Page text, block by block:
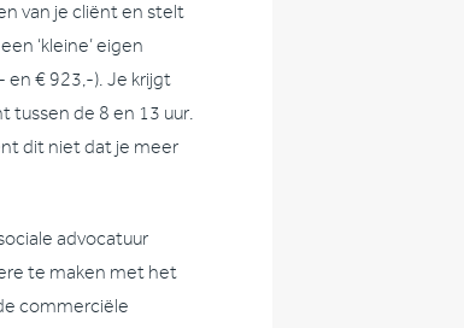
van je cliënt en stelt
‘kleine’ eigen
en € 923,-). Je krijgt
tussen de 8 en 13 uur.
dit niet dat je meer
advocatuur
te maken met het
commerciële